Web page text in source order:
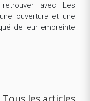
avec Les
ouverture et une
de leur empreinte